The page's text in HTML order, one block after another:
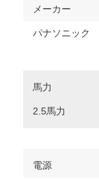
メーカー
パナソニック
馬力
2.5馬力
電源